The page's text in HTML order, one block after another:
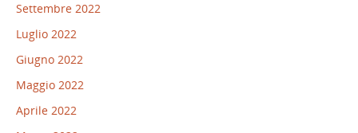
Settembre 2022
Luglio 2022
Giugno 2022
Maggio 2022
Aprile 2022